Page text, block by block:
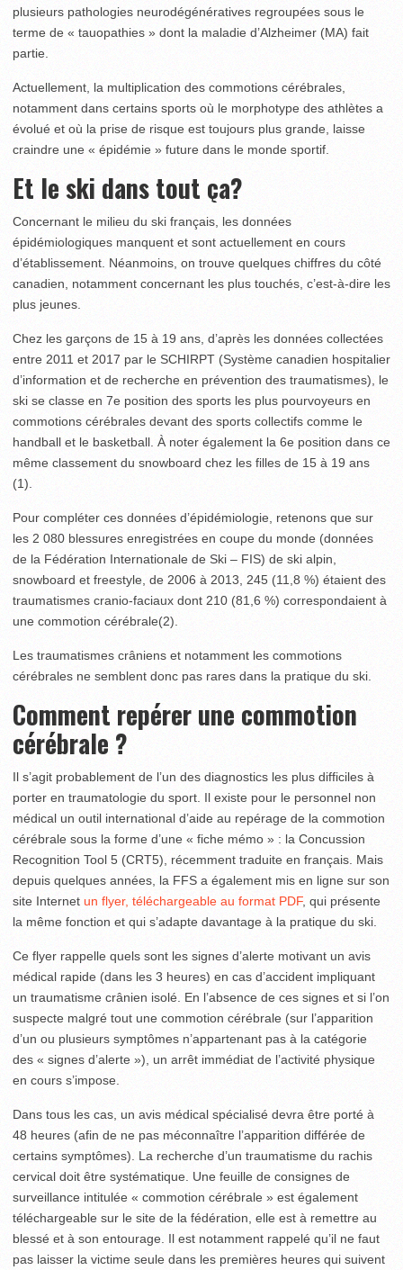
plusieurs pathologies neurodégénératives regroupées sous le
terme de « tauopathies » dont la maladie d’Alzheimer (MA) fait
partie.
Actuellement, la multiplication des commotions cérébrales,
notamment dans certains sports où le morphotype des athlètes a
évolué et où la prise de risque est toujours plus grande, laisse
craindre une « épidémie » future dans le monde sportif.
Et le ski dans tout ça?
Concernant le milieu du ski français, les données
épidémiologiques manquent et sont actuellement en cours
d’établissement. Néanmoins, on trouve quelques chiffres du côté
canadien, notamment concernant les plus touchés, c’est-à-dire les
plus jeunes.
Chez les garçons de 15 à 19 ans, d’après les données collectées
entre 2011 et 2017 par le SCHIRPT (Système canadien hospitalier
d’information et de recherche en prévention des traumatismes), le
ski se classe en 7e position des sports les plus pourvoyeurs en
commotions cérébrales devant des sports collectifs comme le
handball et le basketball. À noter également la 6e position dans ce
même classement du snowboard chez les filles de 15 à 19 ans
(1).
Pour compléter ces données d’épidémiologie, retenons que sur
les 2 080 blessures enregistrées en coupe du monde (données
de la Fédération Internationale de Ski – FIS) de ski alpin,
snowboard et freestyle, de 2006 à 2013, 245 (11,8 %) étaient des
traumatismes cranio-faciaux dont 210 (81,6 %) correspondaient à
une commotion cérébrale(2).
Les traumatismes crâniens et notamment les commotions
cérébrales ne semblent donc pas rares dans la pratique du ski.
Comment repérer une commotion
cérébrale ?
Il s’agit probablement de l’un des diagnostics les plus difficiles à
porter en traumatologie du sport. Il existe pour le personnel non
médical un outil international d’aide au repérage de la commotion
cérébrale sous la forme d’une « fiche mémo » : la Concussion
Recognition Tool 5 (CRT5), récemment traduite en français. Mais
depuis quelques années, la FFS a également mis en ligne sur son
site Internet un flyer, téléchargeable au format PDF, qui présente
la même fonction et qui s’adapte davantage à la pratique du ski.
Ce flyer rappelle quels sont les signes d’alerte motivant un avis
médical rapide (dans les 3 heures) en cas d’accident impliquant
un traumatisme crânien isolé. En l’absence de ces signes et si l’on
suspecte malgré tout une commotion cérébrale (sur l’apparition
d’un ou plusieurs symptômes n’appartenant pas à la catégorie
des « signes d’alerte »), un arrêt immédiat de l’activité physique
en cours s’impose.
Dans tous les cas, un avis médical spécialisé devra être porté à
48 heures (afin de ne pas méconnaître l’apparition différée de
certains symptômes). La recherche d’un traumatisme du rachis
cervical doit être systématique. Une feuille de consignes de
surveillance intitulée « commotion cérébrale » est également
téléchargeable sur le site de la fédération, elle est à remettre au
blessé et à son entourage. Il est notamment rappelé qu’il ne faut
pas laisser la victime seule dans les premières heures qui suivent